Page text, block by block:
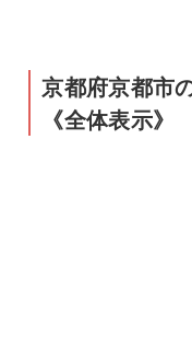
京都府京都市
《全体表示》